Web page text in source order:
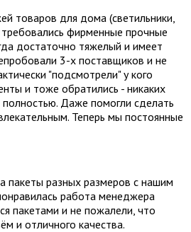
товаров для дома (светильники,
фирменные прочные
достаточно тяжелый и имеет
3-х поставщиков и не
"подсмотрели" у кого
и тоже обратились - никаких
Даже помогли сделать
Теперь мы постоянные
пакеты разных размеров с нашим
работа менеджера
пакетами и не пожалели, что
и отличного качества.